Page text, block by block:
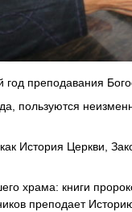
преподавания
пользуются
История Церкви,
храма: книги
преподает